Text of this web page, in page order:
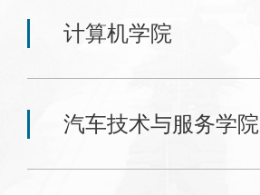
计算机学院
汽车技术与服务学院